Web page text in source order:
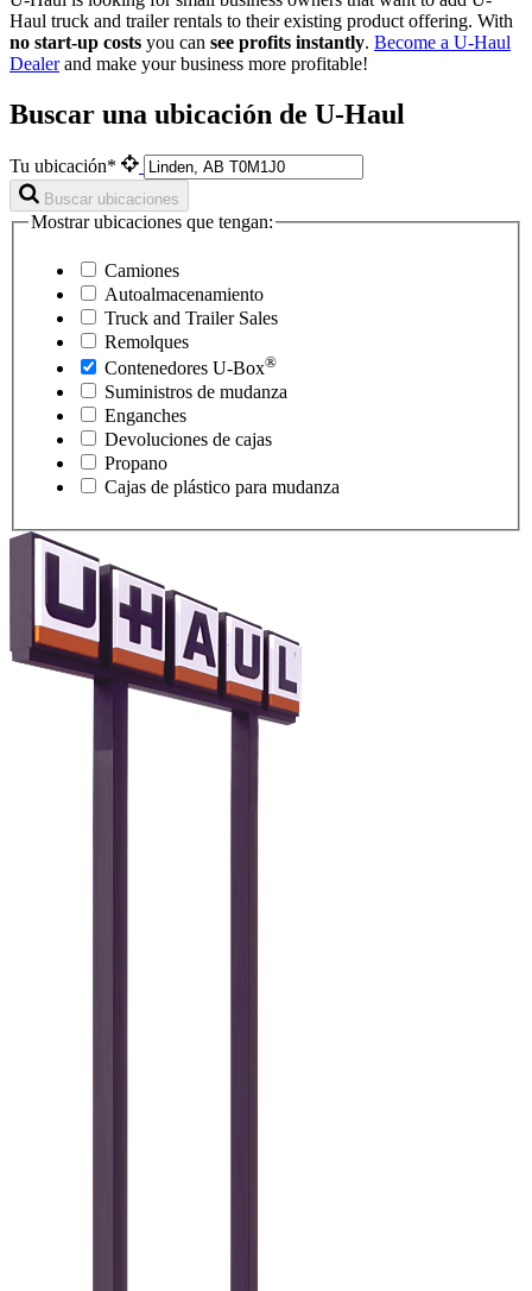
Haul truck and trailer rentals to their existing product offering. With
no start-up costs you can see profits instantly. Become a U-Haul
Dealerand make your business more profitable!
Buscar una ubicación de U-Haul
Tu ubicación*
Buscar ubicaciones
Mostrar ubicaciones que tengan:
Camiones
Autoalmacenamiento
Truck and Trailer Sales
Remolques
Contenedores U-Box®
Suministros de mudanza
Enganches
Devoluciones de cajas
Propano
Cajas de plástico para mudanza